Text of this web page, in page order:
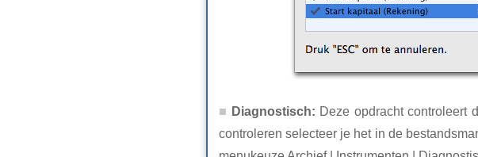
Diagnostisch: Deze opdracht controleert
controleren selecteer je het in de